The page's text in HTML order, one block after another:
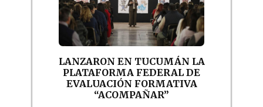
LANZARON EN TUCUMÁN LA
PLATAFORMA FEDERAL DE
EVALUACIÓN FORMATIVA
“ACOMPAÑAR”